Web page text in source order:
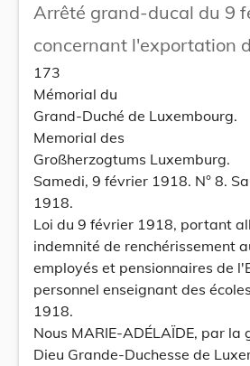
Arrêté grand-ducal du 9
concernant l'exportation
173
Mémorial du
Grand-Duché de Luxembourg.
Memorial des
Großherzogtums Luxemburg.
Samedi, 9 février 1918. N° 8.
1918.
Loi du 9 février 1918, portant
indemnité de renchérissement
employés et pensionnaires de
personnel enseignant des
1918.
Nous MARIE-ADÉLAÏDE, par la
Dieu Grande-Duchesse de